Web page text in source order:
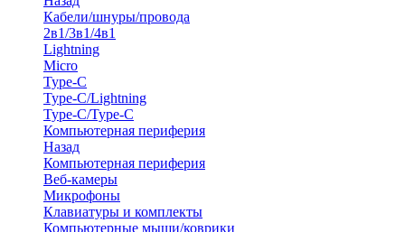
Кабели/шнуры/провода
2в1/3в1/4в1
Lightning
Micro
Type-C
Type-C/Lightning
Type-C/Type-C
Компьютерная периферия
Назад
Компьютерная периферия
Веб-камеры
Микрофоны
Клавиатуры и комплекты
Компьютерные мыши/коврики